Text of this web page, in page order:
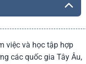
việc và học tập hợp
các quốc gia Tây Âu,